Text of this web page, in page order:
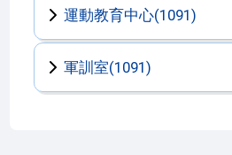
運動教育中心(1091)
軍訓室(1091)